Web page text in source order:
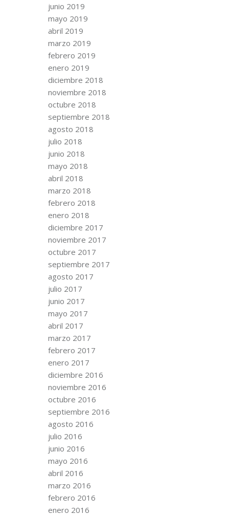
junio 2019
mayo 2019
abril 2019
marzo 2019
febrero 2019
enero 2019
diciembre 2018
noviembre 2018
octubre 2018
septiembre 2018
agosto 2018
julio 2018
junio 2018
mayo 2018
abril 2018
marzo 2018
febrero 2018
enero 2018
diciembre 2017
noviembre 2017
octubre 2017
septiembre 2017
agosto 2017
julio 2017
junio 2017
mayo 2017
abril 2017
marzo 2017
febrero 2017
enero 2017
diciembre 2016
noviembre 2016
octubre 2016
septiembre 2016
agosto 2016
julio 2016
junio 2016
mayo 2016
abril 2016
marzo 2016
febrero 2016
enero 2016